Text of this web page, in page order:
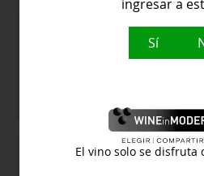
paso suave.
fruta madura y
Temperatura de servicio:8º
ingresar a
Sí
El vino solo se disfruta